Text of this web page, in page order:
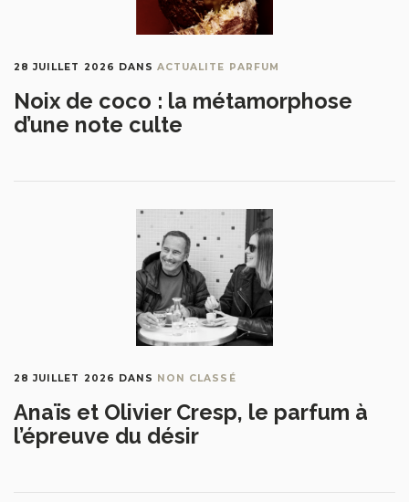
28 JUILLET 2026 DANSACTUALITE PARFUM
Noix de coco : la métamorphose
d’une note culte
28 JUILLET 2026 DANS NON CLASSÉ
Anaïs et Olivier Cresp, le parfum à
l’épreuve du désir